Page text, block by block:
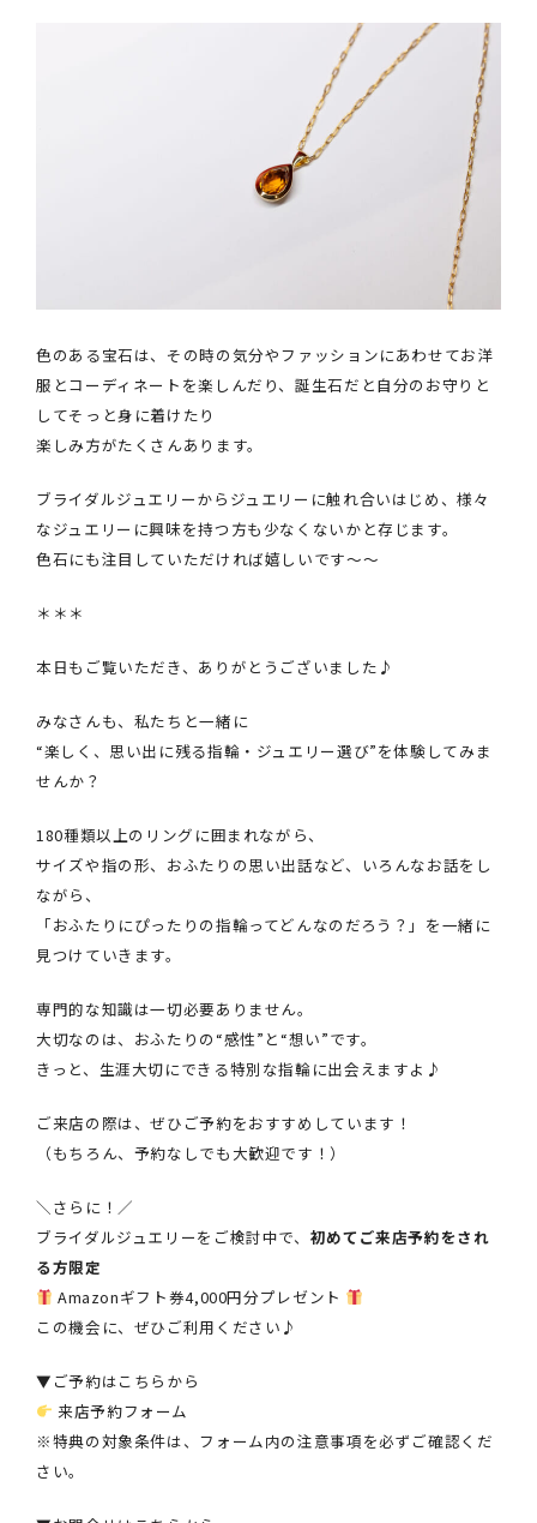
色のある宝石は、その時の気分やファッションにあわせてお洋
服とコーディネートを楽しんだり、誕生石だと自分のお守りと
してそっと身に着けたり
楽しみ方がたくさんあります。
ブライダルジュエリーからジュエリーに触れ合いはじめ、様々
なジュエリーに興味を持つ方も少なくないかと存じます。
色石にも注目していただければ嬉しいです～～
＊＊＊
本日もご覧いただき、ありがとうございました♪
みなさんも、私たちと一緒に
“楽しく、思い出に残る指輪・ジュエリー選び”を体験してみま
せんか？
180種類以上のリングに囲まれながら、
サイズや指の形、おふたりの思い出話など、いろんなお話をし
ながら、
「おふたりにぴったりの指輪ってどんなのだろう？」を一緒に
見つけていきます。
専門的な知識は一切必要ありません。
大切なのは、おふたりの“感性”と“想い”です。
きっと、生涯大切にできる特別な指輪に出会えますよ♪
ご来店の際は、ぜひご予約をおすすめしています！
（もちろん、予約なしでも大歓迎です！）
＼さらに！／
ブライダルジュエリーをご検討中で、 初めてご来店予約をされ
る方限定
Amazonギフト券4,000円分プレゼント
この機会に、ぜひご利用ください♪
▼ご予約はこちらから
来店予約フォーム
※特典の対象条件は、フォーム内の注意事項を必ずご確認くだ
さい。